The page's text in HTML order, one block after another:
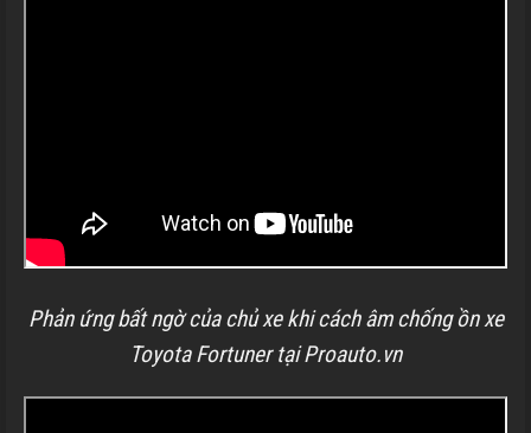
Phản ứng bất ngờ của chủ xe khi cách âm chống ồn xe
Toyota Fortuner tại Proauto.vn